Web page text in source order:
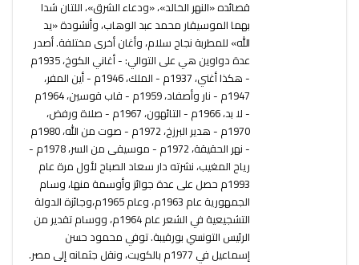
قصائده «النهر الخالد»، «ودعاء الشرق»، اللتان شدا
بهما الموسيقار محمد عبد الوهاب، وأنشودة «يد
الله» للمطربة نجاح سلام، وأغان أخرى مختلفة. أصدر
عدة دواوين هي على التوالي: - أغاني الكوخ، 1935م
- هكذا أغني، 1937م - الملك، 1946م - أين المفر،
1947م - نار وأصفاد، 1959م - قاب قوسين، 1964م
- لا بد، 1966م - التائهون، 1967م - صلاة ورفض،
1970م - هدير البرزخ، 1972م - صوت من الله، 1980م
- نهر الحقيقة، 1972م - موسيقى من السر، 1978م -
رياح المغيب، نشرته دار سعاد الصباح لأول مرة عام
1993م حصل على عدة جوائز وأوسمة منها، وسام
الجمهورية عام 1963م، وعام 1965م،وجائزة الدولة
التشجيعية في الشعر عام 1964م، ووسام تقدير من
الرئيس التونسي بورقيبة. توفي محمود حسن
إسماعيل في 1977م بالكويت، ونقل جثمانه إلى مصر.